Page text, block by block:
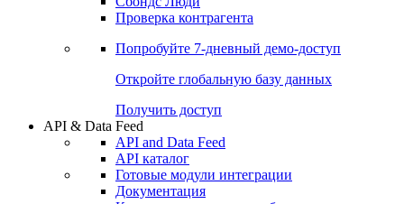
Сохраненные запросы
Чат
Проверка контрагента
Попробуйте7-дневный
Откройте глобальную базу данных
Получить доступ
API & Data Feed